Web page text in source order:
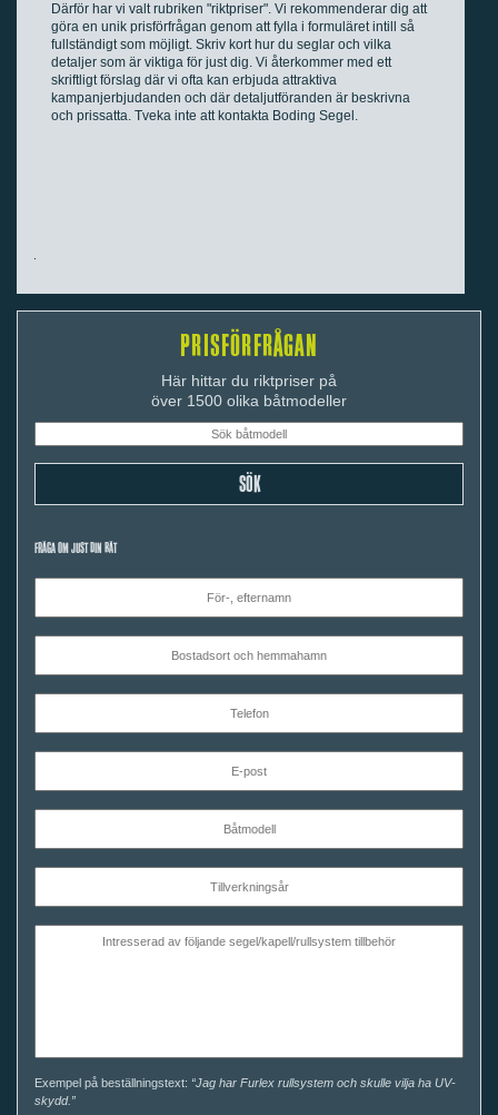
Därför har vi valt rubriken "riktpriser". Vi rekommenderar dig att
göra en unik prisförfrågan genom att fylla i formuläret intill så
fullständigt som möjligt. Skriv kort hur du seglar och vilka
detaljer som är viktiga för just dig. Vi återkommer med ett
skriftligt förslag där vi ofta kan erbjuda attraktiva
kampanjerbjudanden och där detaljutföranden är beskrivna
och prissatta. Tveka inte att kontakta Boding Segel.
PRISFÖRFRÅGAN
Här hittar du riktpriser på
över 1500 olika båtmodeller
FRÅGA OM JUST DIN BÅT
Exempel på beställningstext: “Jag har Furlex rullsystem och skulle vilja ha UV-
skydd.”